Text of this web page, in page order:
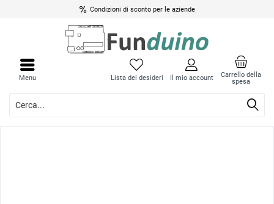
Condizioni di sconto per le aziende
Carrello della
spesa
Lista dei desideri Il mio account
Menu menu
menu